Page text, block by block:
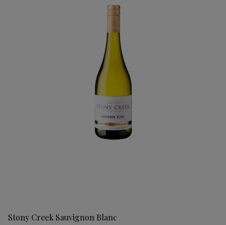
Stony Creek Sauvignon Blanc